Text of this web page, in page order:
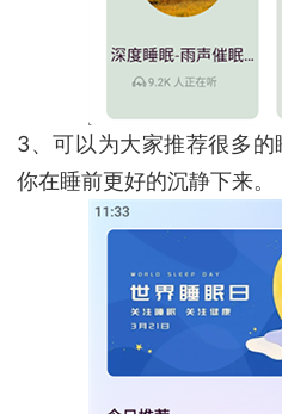
3、可以为大家推荐很多
你在睡前更好的沉静下来。